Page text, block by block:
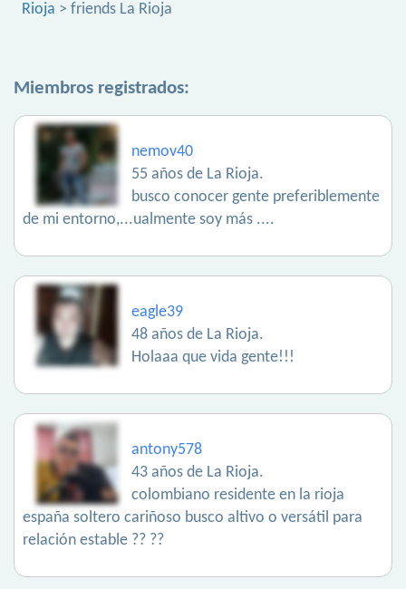
Rioja > friends La Rioja
Miembros registrados:
nemov40
55 años de La Rioja.
busco conocer gente preferiblemente
de mi entorno,...ualmente soy más ....
eagle39
48 años de La Rioja.
Holaaa que vida gente!!!
antony578
43 años de La Rioja.
colombiano residente en la rioja
españa soltero cariñoso busco altivo o versátil para
relación estable ?? ??